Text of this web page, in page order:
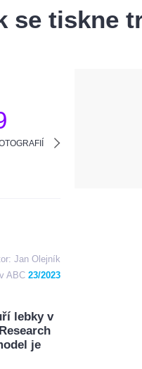
se tiskne
Jan Olejník
ABC 23/2023
lebky v
je